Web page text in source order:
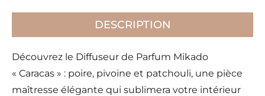
DESCRIPTION
Découvrez le Diffuseur de Parfum Mikado
« Caracas » : poire, pivoine et patchouli, une pièce
maîtresse élégante qui sublimera votre intérieur